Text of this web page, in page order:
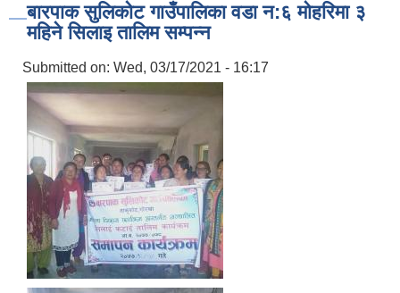
बारपाक सुलिकोट गाउँपालिका वडा न:६ मोहरिमा ३
महिने सिलाइ तालिम सम्पन्न
Submitted on: Wed, 03/17/2021 - 16:17